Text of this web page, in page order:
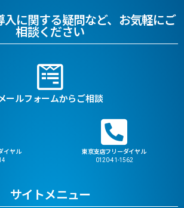
入に関する疑問など、お気軽にご
相談ください
ールフォームからご相談
イヤル 東京支店フリーダイヤル
0120-41-1562
サイトメニュー